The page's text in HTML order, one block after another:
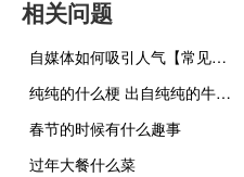
相关问题
自媒体如何吸引人气【常见的策略和方法提高吸引力】
纯纯的什么梗 出自纯纯的牛马?什么梗
春节的时候有什么趣事
过年大餐什么菜